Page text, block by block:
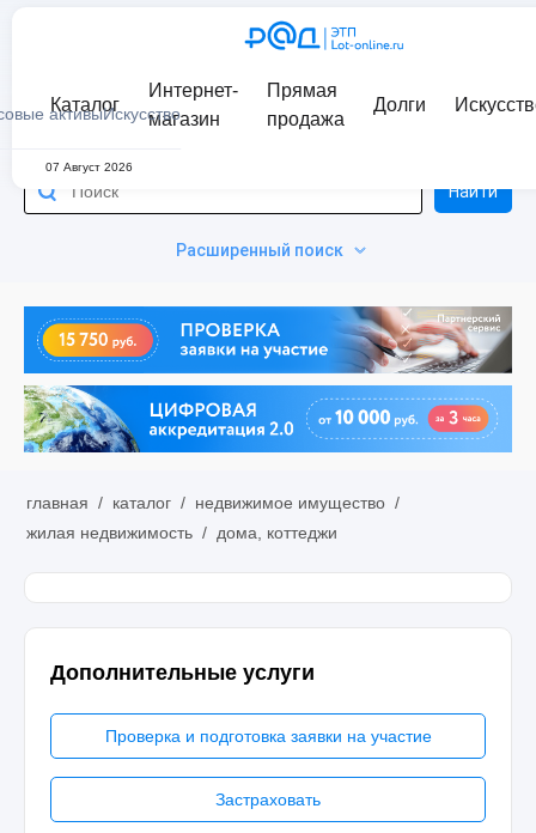
активыИскусство
Каталог
Интернет-
магазин
Прямая
продажа
Долги
07 Август 2026
Расширенный поиск
Найти
главная / каталог / недвижимое имущество /
жилая недвижимость / дома, коттеджи
Дополнительные услуги
Проверка и подготовка заявки на участие
Застраховать